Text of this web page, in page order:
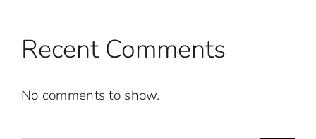
Recent Comments
No comments to show.